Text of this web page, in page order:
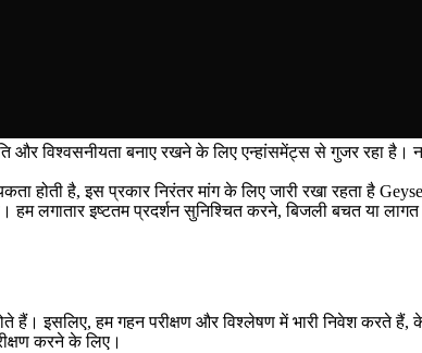
गति और विश्वसनीयता बनाए रखने के लिए एन्हांसमेंट्स से गुजर
होती है, इस प्रकार निरंतर मांग के लिए जारी रखा रहता है
हम लगातार इष्टतम प्रदर्शन सुनिश्चित करने, बिजली बचत या
इसलिए, हम गहन परीक्षण और विश्लेषण में भारी निवेश करते हैं,
करने के लिए।